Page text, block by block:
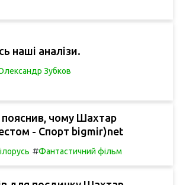
наші аналізи.
Зубков
чому Шахтар
- Спорт bigmir)net
#Фантастичний фільм